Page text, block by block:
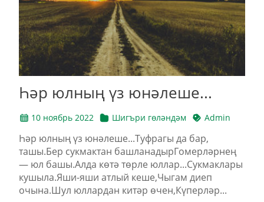
Һәр юлның үз юнәлеше...
10 ноябрь 2022 Шигъри гөләндәм Admin
Һәр юлның үз юнәлеше...Туфрагы да бар,
ташы.Бер сукмактан башланадырГомерләрнең
— юл башы.Алда көтә төрле юллар...Сукмаклары
кушыла.Яши-яши атлый кеше,Чыгам диеп
очына.Шул юллардан китәр өчен,Күперләр...